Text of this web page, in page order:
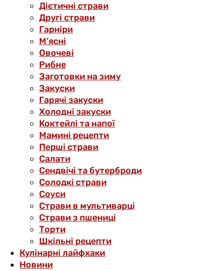
Дієтичні страви
Другі страви
Гарніри
М’ясні
Овочеві
Рибне
Заготовки на зиму
Закуски
Гарячі закуски
Холодні закуски
Коктейлі та напої
Мамині рецепти
Перші страви
Салати
Сендвічі та бутерброди
Солодкі страви
Соуси
Страви в мультиварці
Страви з пшениці
Торти
Шкільні рецепти
Кулінарні лайфхаки
Новини